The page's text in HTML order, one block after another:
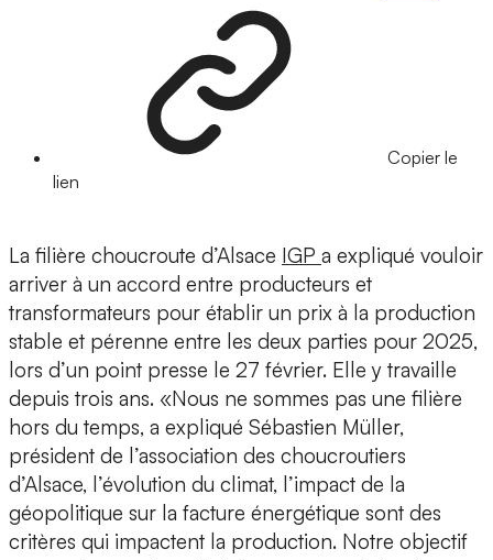
Copier le
lien
La filière choucroute d’Alsace IGP a expliqué vouloir
arriver à un accord entre producteurs et
transformateurs pour établir un prix à la production
stable et pérenne entre les deux parties pour 2025,
lors d’un point presse le 27 février. Elle y travaille
depuis trois ans. «Nous ne sommes pas une filière
hors du temps, a expliqué Sébastien Müller,
président de l’association des choucroutiers
d’Alsace, l’évolution du climat, l’impact de la
géopolitique sur la facture énergétique sont des
critères qui impactent la production. Notre objectif